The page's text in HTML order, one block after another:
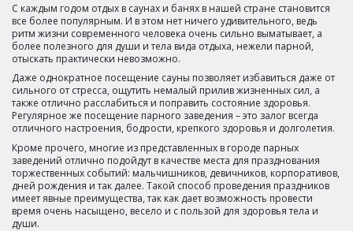
С каждым годом отдых в саунах и банях в нашей стране становится
все более популярным. И в этом нет ничего удивительного, ведь
ритм жизни современного человека очень сильно выматывает, а
более полезного для души и тела вида отдыха, нежели парной,
отыскать практически невозможно.
Даже однократное посещение сауны позволяет избавиться даже от
сильного от стресса, ощутить немалый прилив жизненных сил, а
также отлично расслабиться и поправить состояние здоровья.
Регулярное же посещение парного заведения – это залог всегда
отличного настроения, бодрости, крепкого здоровья и долголетия.
Кроме прочего, многие из представленных в городе парных
заведений отлично подойдут в качестве места для празднования
торжественных событий: мальчишников, девичников, корпоративов,
дней рождения и так далее. Такой способ проведения праздников
имеет явные преимущества, так как дает возможность провести
время очень насыщено, весело и с пользой для здоровья тела и
души.